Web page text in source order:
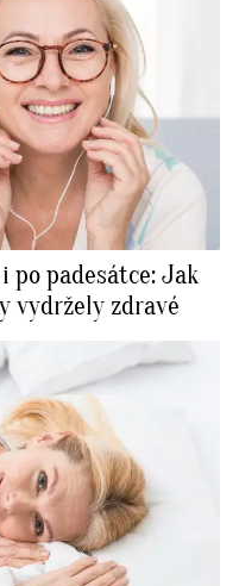
po padesátce: Jak
vydržely zdravé